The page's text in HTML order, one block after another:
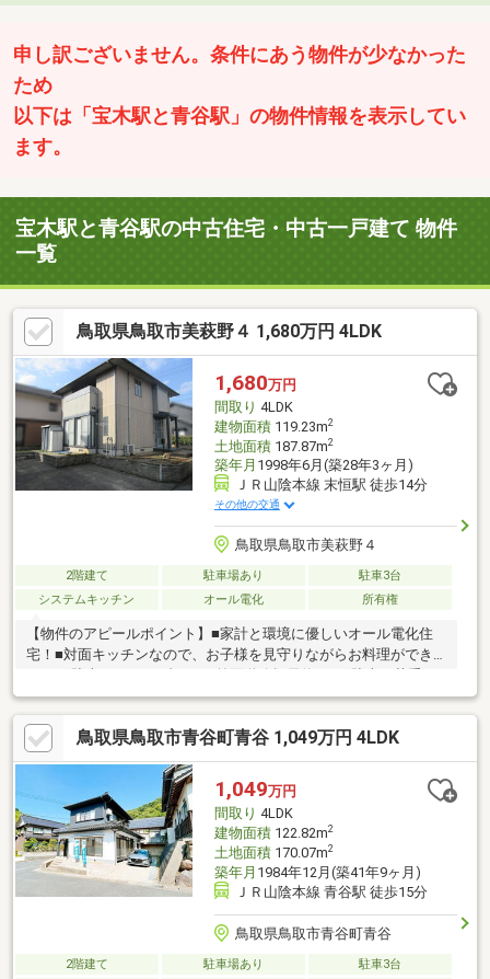
申し訳ございません。条件にあう物件が少なかった
ため
以下は「宝木駅と青谷駅」の物件情報を表示してい
ます。
宝木駅と青谷駅の中古住宅・中古一戸建て 物件
一覧
鳥取県鳥取市美萩野４ 1,680万円 4LDK
1,680万円
間取り 4LDK
建物面積119.23m2
土地面積187.87m2
築年月 1998年6月(築28年3ヶ月)
ＪＲ山陰本線 末恒駅 徒歩14分
その他の交通
鳥取県鳥取市美萩野４
2階建て 駐車場あり
駐車3台
システムキッチン
オール電化 所有権
【物件のアピールポイント】■家計と環境に優しいオール電化住
宅！■対面キッチンなので、お子様を見守りながらお料理ができ
方でも安心です！【周辺環境】■末垣小学校まで徒歩約18分■スー
パーマルワ美萩野店まで車で約3分※駐車場3台（車両の大きさに
よる）※令和7年11月一部リフォーム済
鳥取県鳥取市青谷町青谷 1,049万円 4LDK
1,049万円
間取り 4LDK
建物面積122.82m2
土地面積170.07m2
築年月 1984年12月(築41年9ヶ月)
ＪＲ山陰本線 青谷駅 徒歩15分
鳥取県鳥取市青谷町青谷
2階建て 駐車場あり 駐車3台